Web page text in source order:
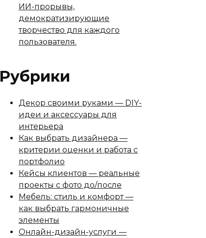
ИИ-прорывы,
демократизирующие
творчество для каждого
пользователя.
Рубрики
Декор своими руками — DIY-
идеи и аксессуары для
интерьера
Как выбрать дизайнера —
критерии оценки и работа с
портфолио
Кейсы клиентов — реальные
проекты с фото до/после
Мебель: стиль и комфорт —
как выбрать гармоничные
элементы
Онлайн-дизайн-услуги —